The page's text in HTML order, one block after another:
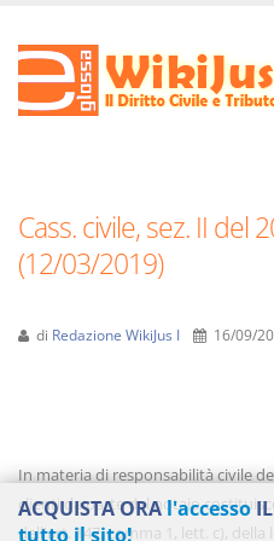
Cass. civile, sez. II
(12/03/2019)
di Redazione WikiJus I 16/09/
In materia di responsabilità civile
clienti da parte del notaio
dell'art. 147, comma 1, lett. c),
ACQUISTA ORAl'accesso
tutto il sito!